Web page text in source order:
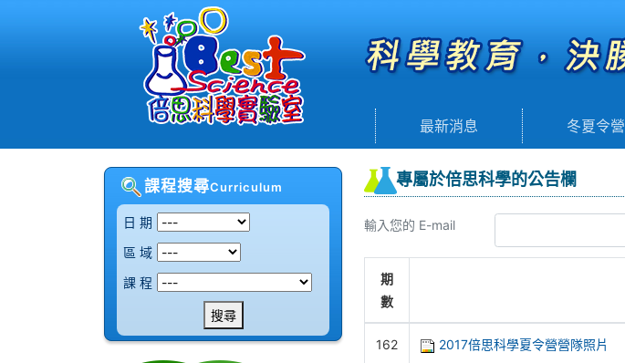
最新消息 冬夏令營
專屬於倍思科學的公告欄
輸入您的 E-mail
期
數
162 2017倍思科學夏令營營隊照片
課程搜尋Curriculum
日 期
區 域
課 程
搜尋